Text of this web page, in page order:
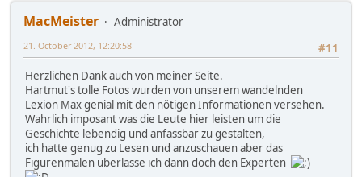
MacMeister
Administrator
#11
21. October 2012, 12:20:58
Herzlichen Dank auch von meiner Seite.
Hartmut's tolle Fotos wurden von unserem wandelnden
Lexion Max genial mit den nötigen Informationen versehen.
Wahrlich imposant was die Leute hier leisten um die
Geschichte lebendig und anfassbar zu gestalten,
ich hatte genug zu Lesen und anzuschauen aber das
Figurenmalen überlasse ich dann doch den Experten